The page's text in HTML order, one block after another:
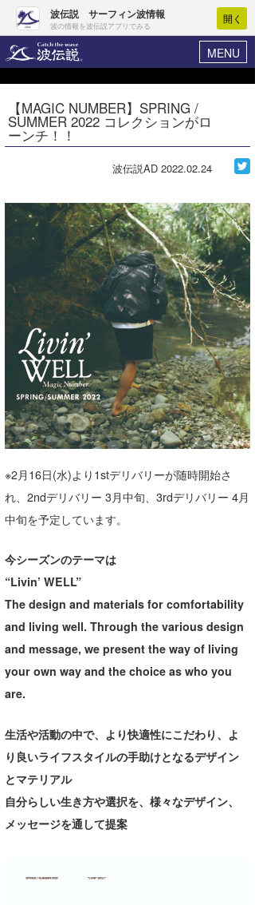
波伝説 サーフィン波情報
波の情報を波伝説アプリでみる
開く
MENU
ヘルプ マイホーム
ログイン
WAVE HUNTER波予想ツール
気象情報
ニュース
サーフィンエリアガイド
会員メニュー
今月のプレゼント
【MAGIC NUMBER】SPRING /
SUMMER 2022 コレクションがロ
ーンチ！！
波伝説AD 2022.02.24
※2月16日(水)より1stデリバリーが随時開始さ
れ、2ndデリバリー 3月中旬、3rdデリバリー 4月
中旬を予定しています。
今シーズンのテーマは
“Livin’ WELL”
The design and materials for comfortability
and living well. Through the various design
and message, we present the way of living
your own way and the choice as who you
are.
生活や活動の中で、より快適性にこだわり、よ
り良いライフスタイルの手助けとなるデザイン
とマテリアル
自分らしい生き方や選択を、様々なデザイン、
メッセージを通して提案
Core Surf Japan
コンテスト
ファッション/グッズ
アート＆エンタメ
コラム
トラベル
ショップ情報
ショップ情報
湘南
千葉北
伊豆
千葉南
大阪
沖縄
ウラナミ
お知らせ
その他
ルール＆How to
VOTE!
サーファーズ
Core Surf Japan
Naoya Kimoto
mitsuteru Kamio
Yasunari Inoue
メディア
SURFMEDIA
Colors MAGAZINE
波伝説アンバサダー/プロライダー
福島寿実子
波伝説スタッフ